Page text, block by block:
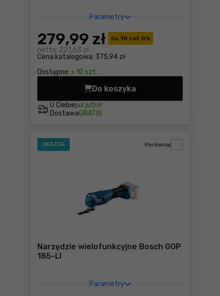
Parametry
Do 10 rat 0%
Cena katalogowa: 375,94 zł
279,99 zł
netto: 227,63 zł
Dostępne: > 10 szt.
U Ciebiejuż jutro!
DostawaGRATIS
Do koszyka
Szlifierka kątowa Bosch
OKAZJA
Narzędzie wielofunkcyjne Bosch GOP
185-LI
Parametry
Porównaj